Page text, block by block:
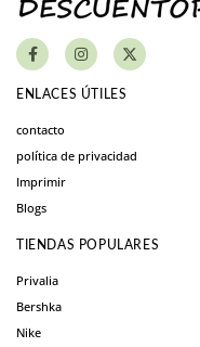
ENLACES ÚTILES
contacto
política de privacidad
Imprimir
Blogs
TIENDAS POPULARES
Privalia
Bershka
Nike